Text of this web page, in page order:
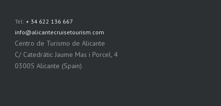
Tel: + 34 622 136 667
info@alicantecruisetourism.com
Centro de Turismo de Alicante
C/ Catedrátic Jaume Mas i Porcel, 4
03005 Alicante (Spain)